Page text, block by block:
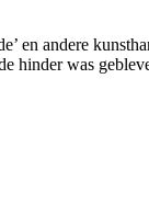
en andere
hinder was